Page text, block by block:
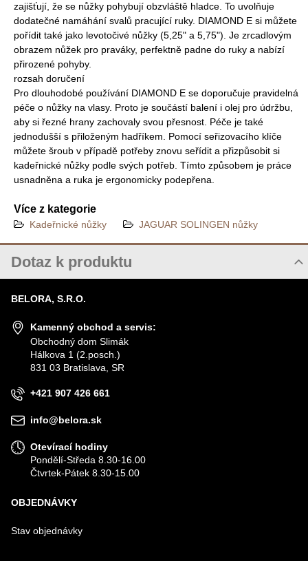
zajišťují, že se nůžky pohybují obzvláště hladce. To uvolňuje
dodatečné namáhání svalů pracující ruky. DIAMOND E si můžete
pořídit také jako levotočivé nůžky (5,25" a 5,75"). Je zrcadlovým
obrazem nůžek pro praváky, perfektně padne do ruky a nabízí
přirozené pohyby.
rozsah doručení
Pro dlouhodobé používání DIAMOND E se doporučuje pravidelná
péče o nůžky na vlasy. Proto je součástí balení i olej pro údržbu,
aby si řezné hrany zachovaly svou přesnost. Péče je také
jednodušší s přiloženým hadříkem. Pomocí seřizovacího klíče
můžete šroub v případě potřeby znovu seřídit a přizpůsobit si
kadeřnické nůžky podle svých potřeb. Tímto způsobem je práce
usnadněna a ruka je ergonomicky podepřena.
Více z kategorie
Kadeřnické nůžky JAGUAR SOLINGEN nůžky
Dotaz k produktu
JMÉNO
VÁŠ E-MAIL
BELORA, S.R.O.
Kamenný obchod a servis:
Obchodný dom Slimák
Hálkova 1 (2.posch.)
831 03 Bratislava, SR
+421 907 426 661
info@belora.sk
Otevírací hodiny
Pondělí-Středa 8.30-16.00
Čtvrtek-Pátek 8.30-15.00
OBJEDNÁVKY
Stav objednávky